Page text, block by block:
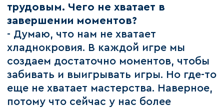
трудовым. Чего не хватает в
завершении моментов?
- Думаю, что нам не хватает
хладнокровия. В каждой игре мы
создаем достаточно моментов, чтобы
забивать и выигрывать игры. Но где-то
еще не хватает мастерства. Наверное,
потому что сейчас у нас более